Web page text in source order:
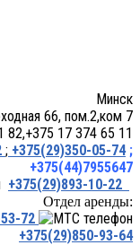
66, пом.2,ком 7
82,+375 17 374 65 11
; +375(29)350-05-74 ;
+375(44)7955647
+375(29)893-10-22
Отдел аренды:
72
+375(29)850-93-64